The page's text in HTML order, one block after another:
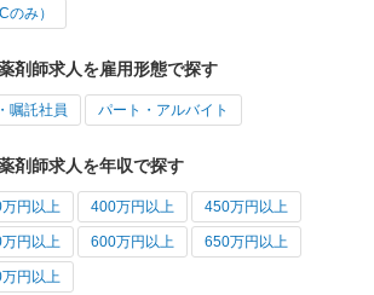
のみ）
剤師求人を雇用形態で探す
嘱託社員 パート・アルバイト
剤師求人を年収で探す
円以上 400万円以上 450万円以上
円以上 600万円以上 650万円以上
円以上